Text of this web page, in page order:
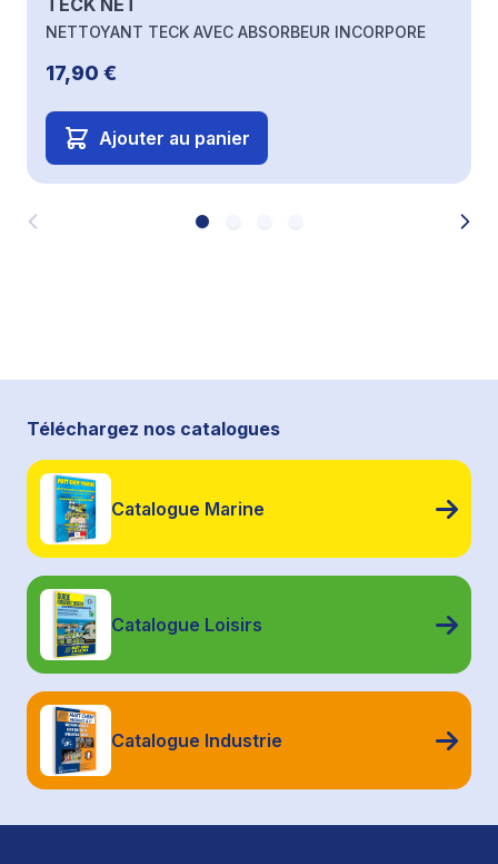
TECK NET
NETTOYANT TECK AVEC ABSORBEUR INCORPORE
17,90 €
Ajouter au panier
Téléchargez nos catalogues
Catalogue Marine
Catalogue Loisirs
Catalogue Industrie